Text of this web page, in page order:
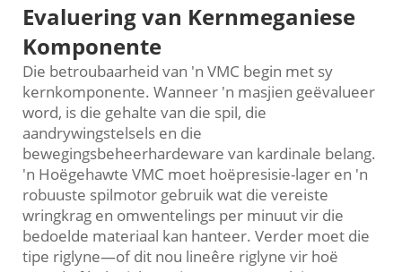
Evaluering van Kernmeganiese
Komponente
Die betroubaarheid van 'n VMC begin met sy
kernkomponente. Wanneer 'n masjien geëvalueer
word, is die gehalte van die spil, die
aandrywingstelsels en die
bewegingsbeheerhardeware van kardinale belang.
'n Hoëgehawte VMC moet hoëpresisie-lager en 'n
robuuste spilmotor gebruik wat die vereiste
wringkrag en omwentelings per minuut vir die
bedoelde materiaal kan hanteer. Verder moet die
tipe riglyne—of dit nou lineêre riglyne vir hoë